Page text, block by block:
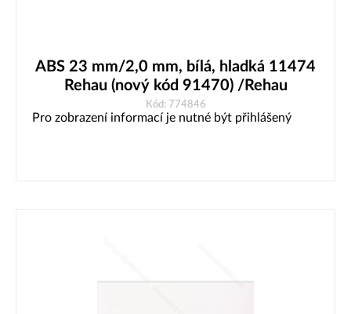
ABS 23 mm/2,0 mm, bílá, hladká 11474
Rehau (nový kód 91470) /Rehau
Kód: 774846
Pro zobrazení informací je nutné být přihlášený